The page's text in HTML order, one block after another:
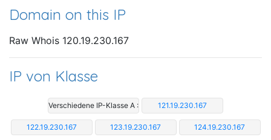
Domain on this IP
Raw Whois 120.19.230.167
IP von Klasse
Verschiedene IP-Klasse A : 121.19.230.167
122.19.230.167 123.19.230.167 124.19.230.167